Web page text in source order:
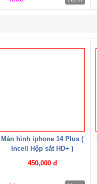
Màn hình iphone 14 Plus (
Incell Hộp sắt HD+ )
450,000 đ